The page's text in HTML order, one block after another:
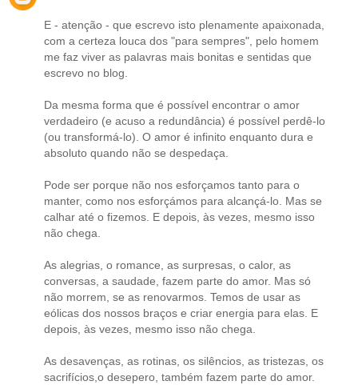
E - atenção - que escrevo isto plenamente apaixonada,
com a certeza louca dos "para sempres", pelo homem
me faz viver as palavras mais bonitas e sentidas que
escrevo no blog.
Da mesma forma que é possível encontrar o amor
verdadeiro (e acuso a redundância) é possível perdê-lo
(ou transformá-lo). O amor é infinito enquanto dura e
absoluto quando não se despedaça.
Pode ser porque não nos esforçamos tanto para o
manter, como nos esforçámos para alcançá-lo. Mas se
calhar até o fizemos. E depois, às vezes, mesmo isso
não chega.
As alegrias, o romance, as surpresas, o calor, as
conversas, a saudade, fazem parte do amor. Mas só
não morrem, se as renovarmos. Temos de usar as
eólicas dos nossos braços e criar energia para elas. E
depois, às vezes, mesmo isso não chega.
As desavenças, as rotinas, os silêncios, as tristezas, os
sacrifícios,o desepero, também fazem parte do amor.